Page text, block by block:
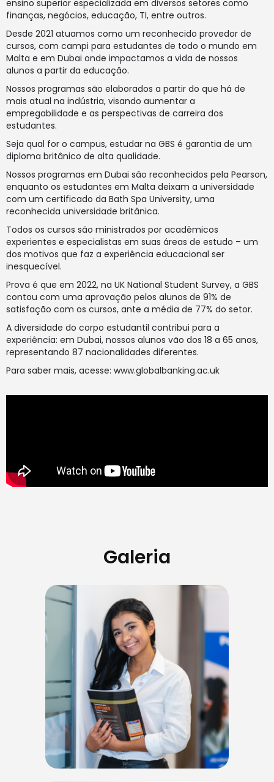
ensino superior especializada em diversos setores como
finanças, negócios, educação, TI, entre outros.
Desde 2021 atuamos como um reconhecido provedor de
cursos, com campi para estudantes de todo o mundo em
Malta e em Dubai onde impactamos a vida de nossos
alunos a partir da educação.
Nossos programas são elaborados a partir do que há de
mais atual na indústria, visando aumentar a
empregabilidade e as perspectivas de carreira dos
estudantes.
Seja qual for o campus, estudar na GBS é garantia de um
diploma britânico de alta qualidade.
Nossos programas em Dubai são reconhecidos pela Pearson,
enquanto os estudantes em Malta deixam a universidade
com um certificado da Bath Spa University, uma
reconhecida universidade britânica.
Todos os cursos são ministrados por acadêmicos
experientes e especialistas em suas áreas de estudo – um
dos motivos que faz a experiência educacional ser
inesquecível.
Prova é que em 2022, na UK National Student Survey, a GBS
contou com uma aprovação pelos alunos de 91% de
satisfação com os cursos, ante a média de 77% do setor.
A diversidade do corpo estudantil contribui para a
experiência: em Dubai, nossos alunos vão dos 18 a 65 anos,
representando 87 nacionalidades diferentes.
Para saber mais, acesse: www.globalbanking.ac.uk
Galeria